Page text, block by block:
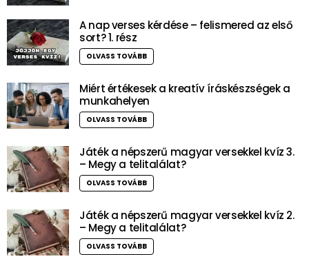
A nap verses kérdése – felismered az első
sort? 1. rész
OLVASS TOVÁBB
Miért értékesek a kreatív íráskészségek a
munkahelyen
OLVASS TOVÁBB
Játék a népszerű magyar versekkel kvíz 3.
– Megy a telitalálat?
OLVASS TOVÁBB
Játék a népszerű magyar versekkel kvíz 2.
– Megy a telitalálat?
OLVASS TOVÁBB